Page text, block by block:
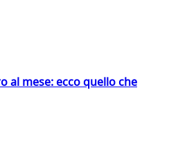
al mese: ecco quello che